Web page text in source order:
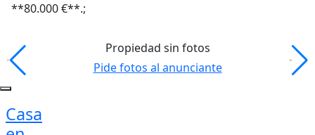
**80.000 €**.;
Propiedad sin fotos
Pide fotos al anunciante
Casa